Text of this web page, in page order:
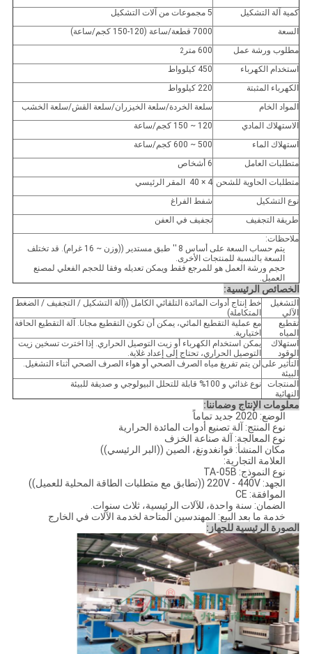
كمية آلة التشكيل
5 مجموعات من آلات التشكيل
السعة
7000 قطعة/ساعة (120-150 كجم/ساعة)
مطلوب ورشة عمل
600 متر 2
استخدام الكهرباء
450 كيلوواط
الكهرباء المثبتة
220 كيلوواط
المواد الخام
سلعة الخردة/سلعة الخيزران/سلعة القش/سلعة الخشب
الاستهلاك المادي
120 ~ 150 كجم/ساعة
استهلاك الماء
500 ~ 600 كجم/ساعة
متطلبات العامل
6 أشخاص
متطلبات الحاوية للشحن 4 × 40 ‬ المقر الرئيسي
نوع التشكيل
شفط الفراغ
طريقة التجفيف
تجفيف في العفن
ملاحظات:
يتم حساب السعة على أساس 8 ′′ طبق مستدير ((وزن ~ 16 غرام). قد تختلف
السعة بالنسبة للمنتجات الأخرى.
حجم ورشة العمل هو للمرجع فقط ويمكن تعديله وفقا للحجم الفعلي لمصنع
العميل.
الخصائص الرئيسية:
التشغيل
الآلي
خط إنتاج أدوات المائدة التلقائي الكامل ((آلة التشكيل / التجفيف / الضغط
المتكاملة)
تقطيع
المياه
مع عملية التقطيع المائي، يمكن أن تكون التقطيع مجانا. آلة التقطيع الحافة
اختيارية.
استهلاك
الوقود
يمكن استخدام الكهرباء أو زيت التوصيل الحراري. إذا اخترت تسخين زيت
التوصيل الحراري، تحتاج إلى إعداد غلاية.
التأثير على
البيئة
لن يتم تفريغ مياه الصرف الصحي أو هواء الصرف الصحي أثناء التشغيل.
المنتجات
النهائية
نوع غذائي و 100% قابلة للتحلل البيولوجي و صديقة للبيئة
معلومات الإنتاج وضماننا:
الوضع: 2020 جديد تماماً
نوع المنتج: آلة تصنيع أدوات المائدة الحرارية
نوع المعالجة: آلة صناعة الخزف
مكان المنشأ: قوانغدونغ، الصين ((البر الرئيسي))
العلامة التجارية:
نوع النموذج: TA-05B
الجهد: 220V - 440V ((تطابق مع متطلبات الطاقة المحلية للعميل))
الموافقة: CE
الضمان: سنة واحدة، للآلات الرئيسية، ثلاث سنوات.
خدمة ما بعد البيع: المهندسين المتاحة لخدمة الآلات في الخارج
الصورة الرئيسية للجهاز: